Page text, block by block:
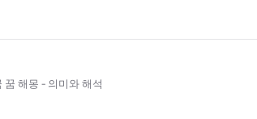
해몽 - 의미와 해석